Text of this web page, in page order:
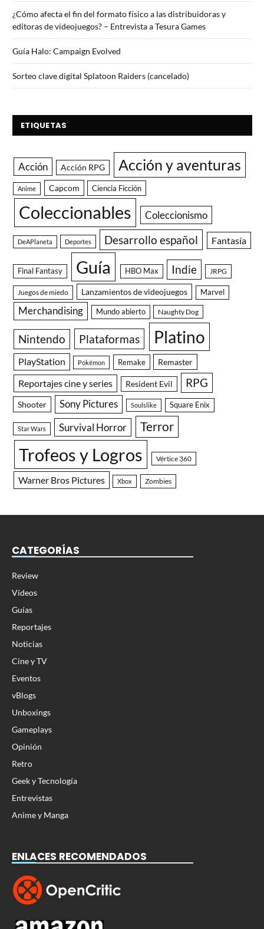
¿Cómo afecta el fin del formato físico a las distribuidoras y
editoras de videojuegos? – Entrevista a Tesura Games
Guía Halo: Campaign Evolved
Sorteo clave digital Splatoon Raiders (cancelado)
ETIQUETAS
Acción Acción RPG Acción y aventuras
Anime Capcom Ciencia Ficción
Coleccionables Coleccionismo
DeAPlaneta Deportes Desarrollo español Fantasía
Final Fantasy Guía HBO Max Indie JRPG
Juegos de miedo Lanzamientos de videojuegos Marvel
Merchandising Mundo abierto Naughty Dog
Nintendo Plataformas Platino
PlayStation Pokémon Remake Remaster
Reportajes cine y series Resident Evil RPG
Shooter Sony Pictures Soulslike Square Enix
Star Wars Survival Horror Terror
Trofeos y Logros Vértice 360
Warner Bros Pictures Xbox Zombies
CATEGORÍAS
Review
Vídeos
Guías
Reportajes
Noticias
Cine y TV
Eventos
vBlogs
Unboxings
Gameplays
Opinión
Retro
Geek y Tecnología
Entrevistas
Anime y Manga
ENLACES RECOMENDADOS